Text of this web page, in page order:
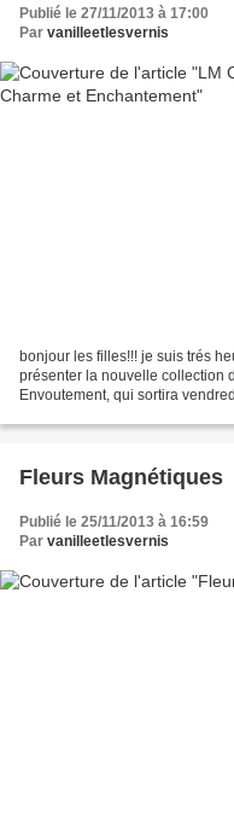
Publié le 27/11/2013 à 17:00
Par vanilleetlesvernis
bonjour les filles!!! je suis trés
présenter la nouvelle collection
Envoutement, qui sortira
Fleurs Magnétiques
Publié le 25/11/2013 à 16:59
Par vanilleetlesvernis